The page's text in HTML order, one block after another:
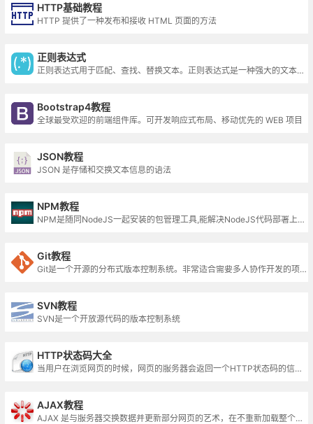
HTTP基础教程
HTTP 提供了一种发布和接收 HTML 页面的方法
正则表达式
正则表达式用于匹配、查找、替换文本。正则表达式是一种强大的文本处理工具
Bootstrap4教程
全球最受欢迎的前端组件库。可开发响应式布局、移动优先的 WEB 项目
JSON教程
JSON 是存储和交换文本信息的语法
NPM教程
NPM是随同NodeJS一起安装的包管理工具,能解决NodeJS代码部署上的很多问题
Git教程
Git是一个开源的分布式版本控制系统。非常适合需要多人协作开发的项目
SVN教程
SVN是一个开放源代码的版本控制系统
HTTP状态码大全
当用户在浏览网页的时候，网页的服务器会返回一个HTTP状态码的信息头用以响应浏览器的请求
AJAX教程
AJAX 是与服务器交换数据并更新部分网页的艺术，在不重新加载整个页面的情况下